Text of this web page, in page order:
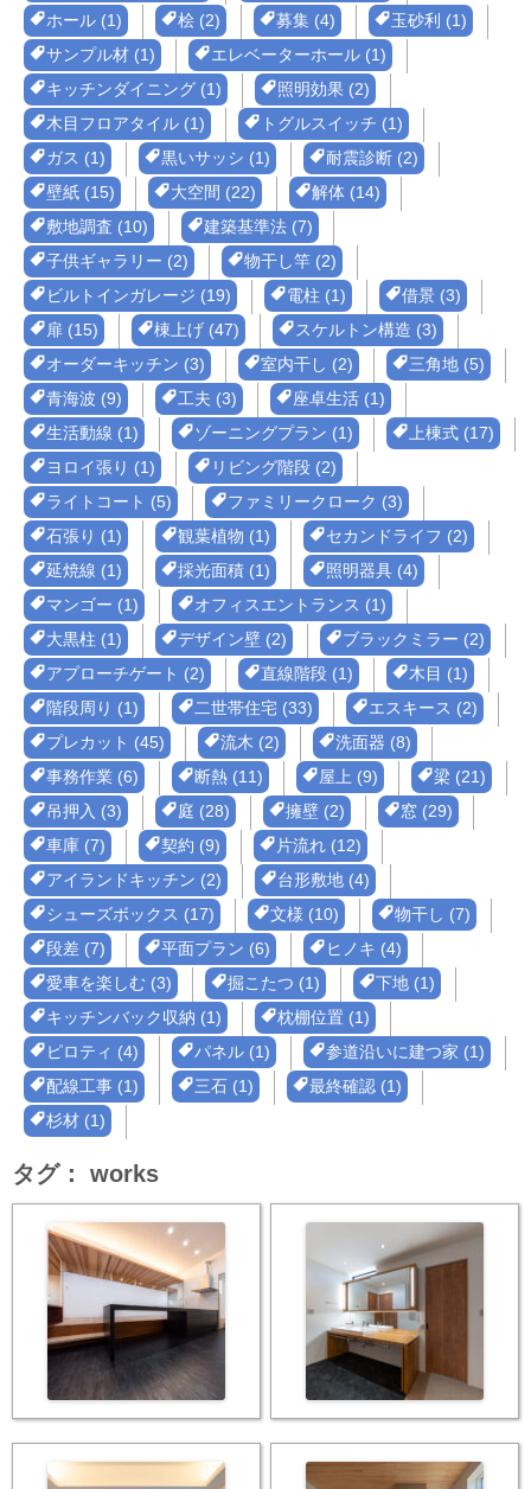
ホール (1) 桧 (2) 募集 (4)
玉砂利 (1)
サンプル材 (1)
エレベーターホール (1)
キッチンダイニング (1)
照明効果 (2)
木目フロアタイル (1)
トグルスイッチ (1)
ガス (1)
黒いサッシ (1)
耐震診断 (2)
壁紙 (15)
大空間 (22)
解体 (14)
敷地調査 (10)
建築基準法 (7)
子供ギャラリー (2)
物干し竿 (2)
ビルトインガレージ (19)
電柱 (1)
借景 (3)
扉 (15)
棟上げ (47)
スケルトン構造 (3)
オーダーキッチン (3)
室内干し (2)
三角地 (5)
青海波 (9)
工夫 (3)
座卓生活 (1)
生活動線 (1)
ゾーニングプラン (1)
上棟式 (17)
ヨロイ張り (1)
リビング階段 (2)
ライトコート (5)
ファミリークローク (3)
石張り (1)
観葉植物 (1)
セカンドライフ (2)
延焼線 (1)
採光面積 (1)
照明器具 (4)
マンゴー (1)
オフィスエントランス (1)
大黒柱 (1)
デザイン壁 (2)
ブラックミラー (2)
アプローチゲート (2)
直線階段 (1)
木目 (1)
階段周り (1)
二世帯住宅 (33)
エスキース (2)
プレカット (45)
流木 (2)
洗面器 (8)
事務作業 (6)
断熱 (11) 屋上 (9)
梁 (21)
吊押入 (3)
庭 (28) 擁壁 (2)
窓 (29)
車庫 (7)
契約 (9)
片流れ (12)
アイランドキッチン (2)
台形敷地 (4)
シューズボックス (17)
文様 (10)
物干し (7)
段差 (7)
平面プラン (6)
ヒノキ (4)
愛車を楽しむ (3)
掘こたつ (1)
下地 (1)
キッチンバック収納 (1)
枕棚位置 (1)
ピロティ (4)
パネル (1)
参道沿いに建つ家 (1)
配線工事 (1)
三石 (1)
最終確認 (1)
杉材 (1)
タグ： works